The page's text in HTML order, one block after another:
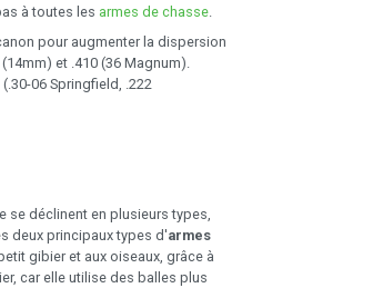
à toutes les armes de chasse
pour augmenter la dispersion
et .410 (36 Magnum).
06 Springfield, .222
déclinent en plusieurs types,
deux principaux types d'armes
gibier et aux oiseaux, grâce à
car elle utilise des balles plus